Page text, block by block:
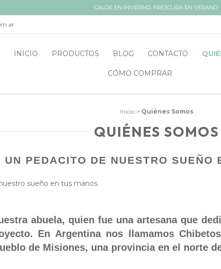
CALOR EN INVIERNO. FRESCURA EN VERANO.
INICIO PRODUCTOS BLOG CONTACTO
CÓMO COMPRAR
Inicio > Quiénes Somos
QUIÉNES SOMOS
PEDACITO DE NUESTRO SUEÑO
abuela, quien fue una artesana que
En Argentina nos llamamos
de Misiones, una provincia en el norte